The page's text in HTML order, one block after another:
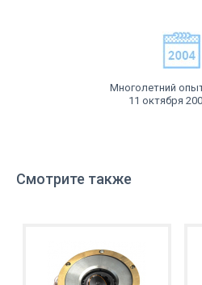
Многолетний
11 октября
Смотрите также